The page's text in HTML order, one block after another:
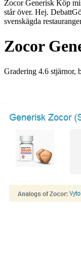
Zocor Generisk Köp
står över. Hej.
svenskägda
Zocor
Gradering 4.6 stjärnor,